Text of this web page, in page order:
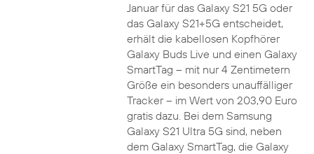
Januar für das Galaxy S21 5G oder
das Galaxy S21+5G entscheidet,
erhält die kabellosen Kopfhörer
Galaxy Buds Live und einen Galaxy
SmartTag – mit nur 4 Zentimetern
Größe ein besonders unauffälliger
Tracker – im Wert von 203,90 Euro
gratis dazu. Bei dem Samsung
Galaxy S21 Ultra 5G sind, neben
dem Galaxy SmartTag, die Galaxy